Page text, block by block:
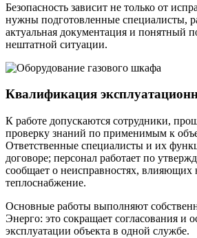
Безопасность зависит не только от
нужны подготовленные специалисты,
актуальная документация и понятный
нештатной ситуации.
Квалификация
К работе допускаются сотрудники,
проверку знаний по применимым к
Ответственные специалисты и их
договоре; персонал работает по
сообщает о неисправностях, влияющих
теплоснабжение.
Основные работы выполняют
Энерго: это сокращает согласования и
эксплуатации объекта в одной службе.